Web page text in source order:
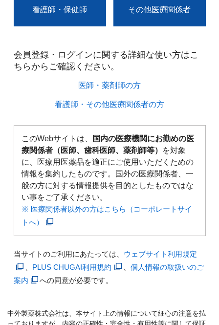
看護師・保健師 その他医療関係者
会員登録・ログインに関する詳細な使い方はこ
ちらからご確認ください。​
医師・薬剤師の方​
看護師・その他医療関係者の方​
このWebサイトは、
国内の医療機関にお勤めの医
療関係者（医師、歯科医師、薬剤師等）
を対象
に、医療用医薬品を適正にご使用いただくための
情報を集約したものです。国外の医療関係者、一
般の方に対する情報提供を目的としたものではな
い事をご了承ください。
※ 医療関係者以外の方はこちら（コーポレートサイ
トへ）
当サイトのご利用にあたっては、 ウェブサイト利用規定
PLUS CHUGAI利用規約
個人情報の取扱いのご
案内
への同意が必要です。
中外製薬株式会社は、本サイト上の情報について細心の注意を払
っておりますが、内容の正確性・完全性・有用性等に関して保証